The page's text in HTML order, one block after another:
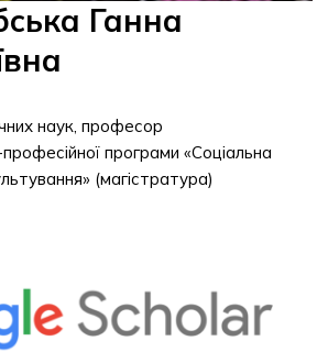
Ганна
наук, професор
програми «Соціальна
(магістратура)